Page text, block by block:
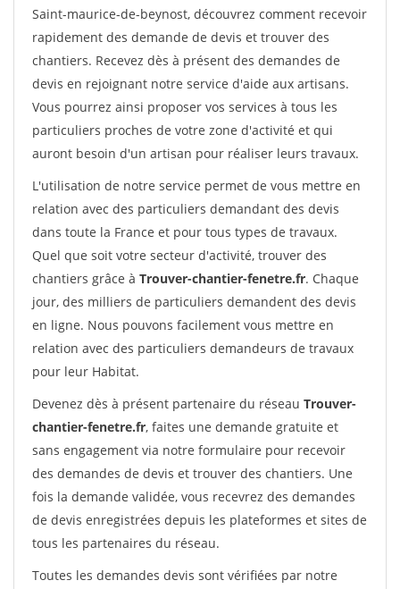
Saint-maurice-de-beynost, découvrez comment recevoir
rapidement des demande de devis et trouver des
chantiers. Recevez dès à présent des demandes de
devis en rejoignant notre service d'aide aux artisans.
Vous pourrez ainsi proposer vos services à tous les
particuliers proches de votre zone d'activité et qui
auront besoin d'un artisan pour réaliser leurs travaux.
L'utilisation de notre service permet de vous mettre en
relation avec des particuliers demandant des devis
dans toute la France et pour tous types de travaux.
Quel que soit votre secteur d'activité, trouver des
chantiers grâce à Trouver-chantier-fenetre.fr. Chaque
jour, des milliers de particuliers demandent des devis
en ligne. Nous pouvons facilement vous mettre en
relation avec des particuliers demandeurs de travaux
pour leur Habitat.
Devenez dès à présent partenaire du réseau Trouver-
chantier-fenetre.fr, faites une demande gratuite et
sans engagement via notre formulaire pour recevoir
des demandes de devis et trouver des chantiers. Une
fois la demande validée, vous recevrez des demandes
de devis enregistrées depuis les plateformes et sites de
tous les partenaires du réseau.
Toutes les demandes devis sont vérifiées par notre